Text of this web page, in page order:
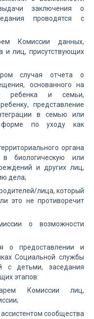
заключения о
проводятся с
Комиссии данных,
и лиц, присутствующих
случая отчета о
основанного на
ребенка и семьи,
представление
в семью или
по уходу как
органа
биологическую или
и других лиц,
дела;
лица, который
это не противоречит
о возможности
о предоставлении и
Социальной службы
с детьми, заседания
этапов:
Комиссии лиц,
сообщества